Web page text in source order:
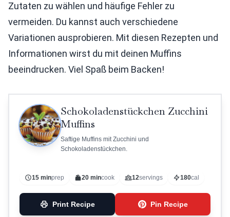
Zutaten zu wählen und häufige Fehler zu
vermeiden. Du kannst auch verschiedene
Variationen ausprobieren. Mit diesen Rezepten und
Informationen wirst du mit deinen Muffins
beeindrucken. Viel Spaß beim Backen!
Schokoladenstückchen Zucchini
Muffins
Saftige Muffins mit Zucchini und
Schokoladenstückchen.
15 minprep 20 mincook 12servings 180cal
Print Recipe Pin Recipe